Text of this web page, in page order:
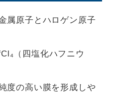
属原子とハロゲン原子
（四塩化ハフニウ
度の高い膜を形成しや